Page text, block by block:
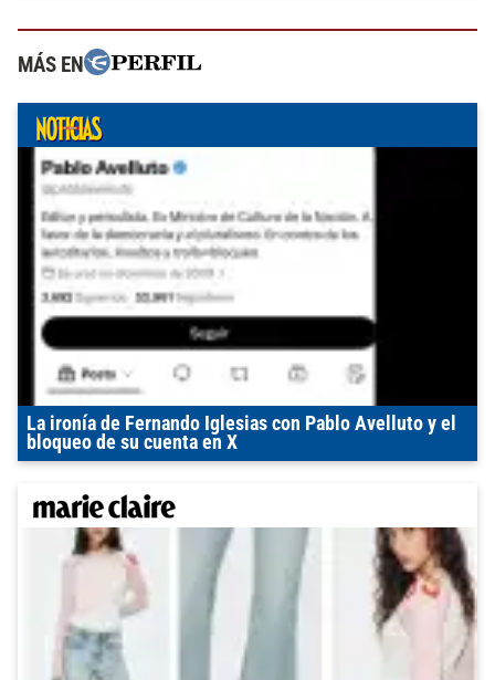
MÁS EN
La ironía de Fernando Iglesias con Pablo Avelluto y el
bloqueo de su cuenta en X